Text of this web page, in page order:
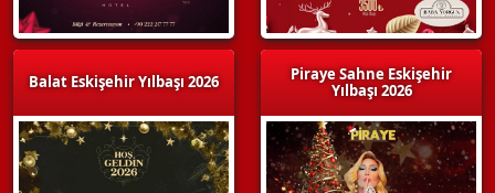
Balat Eskişehir Yılbaşı 2026
Piraye Sahne Eskişehir
Yılbaşı 2026